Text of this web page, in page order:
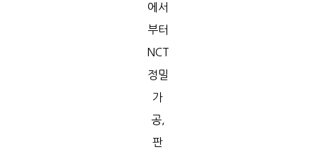
에서
부터
NCT
정밀
가
공,
판